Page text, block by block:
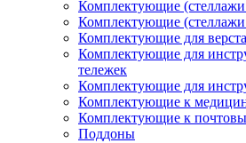
Комплектующие
Комплектующие
Комплектующие для
Комплектующие для
тележек
Комплектующие для
Комплектующие к
Комплектующие к
Поддоны